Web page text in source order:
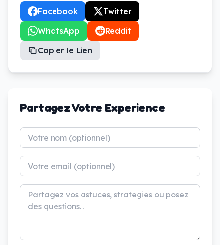
Facebook
Twitter
WhatsApp
Reddit
Copier le Lien
Partagez Votre Experience